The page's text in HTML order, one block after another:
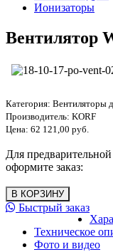
Ионизаторы
Вентилятор
Категория: Вентиляторы
Производитель: KORF
Цена: 62 121,00 руб.
Для предварительной
оформите заказ:
Быстрый заказ
Техническое
Фото и видео